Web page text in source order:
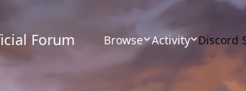
Forum Browse Activity Discord